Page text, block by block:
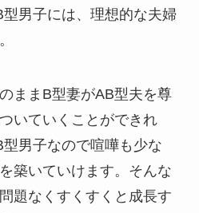
男子には、理想的な夫婦
ままB型妻がAB型夫を尊
いていくことができれ
男子なので喧嘩も少な
築いていけます。そんな
題なくすくすくと成長す